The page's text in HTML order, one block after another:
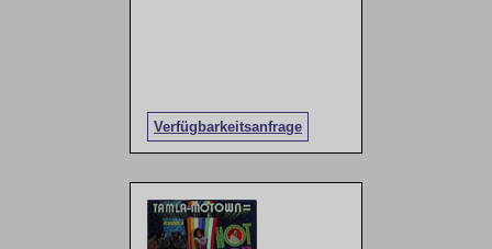
Verfügbarkeitsanfrage